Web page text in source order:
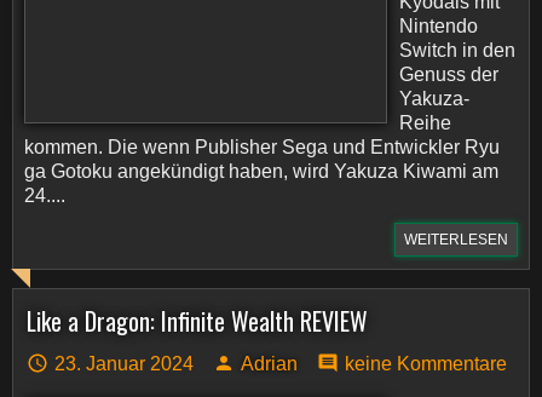
Nintendo
Switch in den
Genuss der
Yakuza-
Reihe
kommen. Die wenn Publisher Sega und Entwickler Ryu
ga Gotoku angekündigt haben, wird Yakuza Kiwami am
24....
WEITERLESEN
Like a Dragon: Infinite Wealth REVIEW
23. Januar 2024 Adrian keine Kommentare